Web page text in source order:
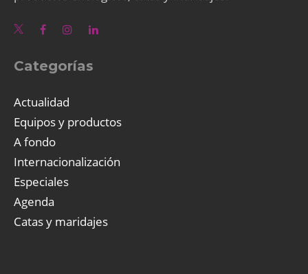
Categorías
Actualidad
Equipos y productos
A fondo
Internacionalización
Especiales
Agenda
Catas y maridajes